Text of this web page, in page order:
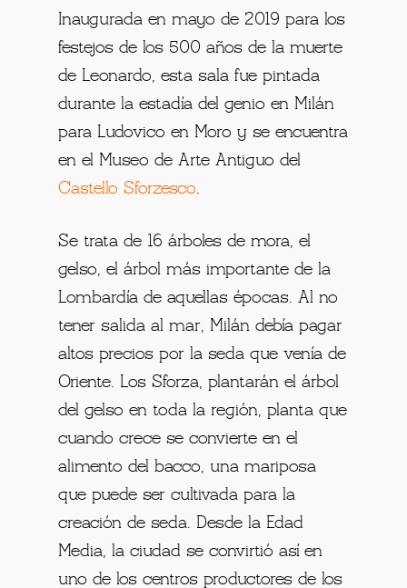
Inaugurada en mayo de 2019 para los
festejos de los 500 años de la muerte
de Leonardo, esta sala fue pintada
durante la estadía del genio en Milán
para Ludovico en Moro y se encuentra
en el Museo de Arte Antiguo del
Castello Sforzesco.
Se trata de 16 árboles de mora, el
gelso, el árbol más importante de la
Lombardía de aquellas épocas. Al no
tener salida al mar, Milán debía pagar
altos precios por la seda que venía de
Oriente. Los Sforza, plantarán el árbol
del gelso en toda la región, planta que
cuando crece se convierte en el
alimento del bacco, una mariposa
que puede ser cultivada para la
creación de seda. Desde la Edad
Media, la ciudad se convirtió así en
uno de los centros productores de los